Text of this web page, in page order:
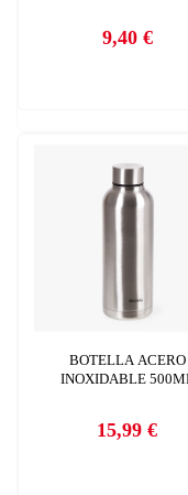
Precio
9,40 €
BOTELLA ACERO
INOXIDABLE
Precio
15,99 €
add_circle_outline
Crear nueva lista